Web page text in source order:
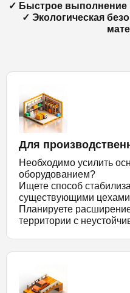
✓ Быстрое выполнение
✓ Экологическая
Для
Необходимо усилить
оборудованием?
Ищете способ
существующими
Планируете
территории с